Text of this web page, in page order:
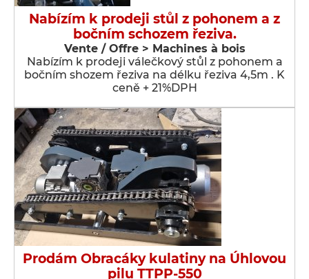
Nabízím k prodeji stůl z pohonem a z
bočním schozem řeziva.
Vente / Offre > Machines à bois
Nabízím k prodeji válečkový stůl z pohonem a
bočním shozem řeziva na délku řeziva 4,5m . K
ceně + 21%DPH
Prodám Obracáky kulatiny na Úhlovou
pilu TTPP-550